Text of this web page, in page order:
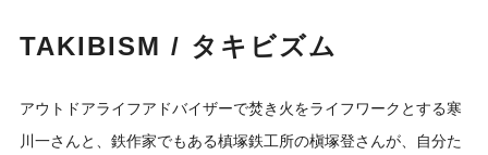
TAKIBISM / タキビズム
アウトドアライフアドバイザーで焚き火をライフワークとする寒
川一さんと、鉄作家でもある槙塚鉄工所の槇塚登さんが、自分た